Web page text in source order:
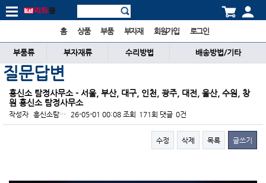
홈 상품 부품 부자재 회원가입 로그인
부품류 부자재류 수리방법 배송방법/기타
질문답변
흥신소 탐정사무소 - 서울, 부산, 대구, 인천, 광주, 대전, 울산, 수원, 창
원 흥신소 탐정사무소
작성자 흥신소탐… 26-05-01 00:08 조회 171회 댓글 0건
수정 삭제 목록 글쓰기